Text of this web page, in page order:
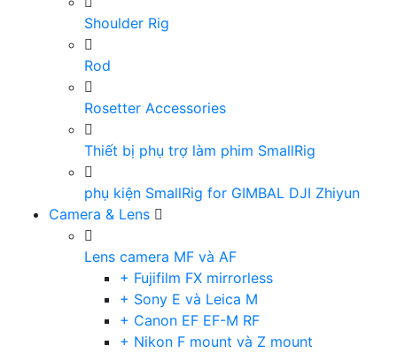
Shoulder Rig
Rod
Rosetter Accessories
Thiết bị phụ trợ làm phim SmallRig
phụ kiện SmallRig for GIMBAL DJI Zhiyun
Camera & Lens
Lens camera MF và AF
+ Fujifilm FX mirrorless
+ Sony E và Leica M
+ Canon EF EF-M RF
+ Nikon F mount và Z mount